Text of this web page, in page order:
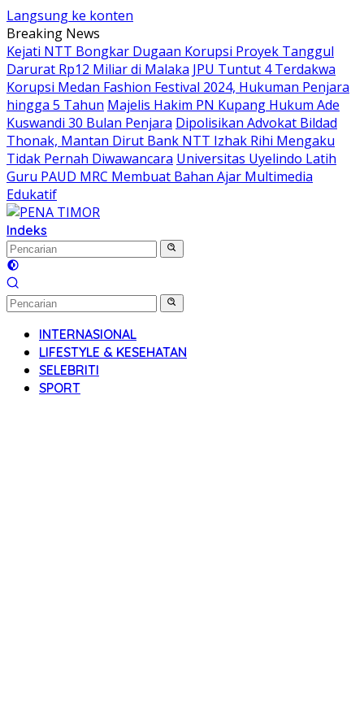
Langsung ke konten
Breaking News
Kejati NTT Bongkar Dugaan Korupsi Proyek Tanggul
Darurat Rp12 Miliar di Malaka JPU Tuntut 4 Terdakwa
Korupsi Medan Fashion Festival 2024, Hukuman Penjara
hingga 5 Tahun Majelis Hakim PN Kupang Hukum Ade
Kuswandi 30 Bulan Penjara Dipolisikan Advokat Bildad
Thonak, Mantan Dirut Bank NTT Izhak Rihi Mengaku
Tidak Pernah Diwawancara Universitas Uyelindo Latih
Guru PAUD MRC Membuat Bahan Ajar Multimedia
Edukatif
Indeks
INTERNASIONAL
LIFESTYLE & KESEHATAN
SELEBRITI
SPORT